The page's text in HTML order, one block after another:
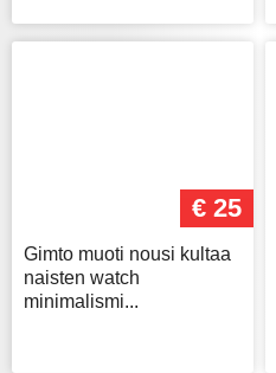
€ 25
Gimto muoti nousi kultaa
naisten watch
minimalismi...